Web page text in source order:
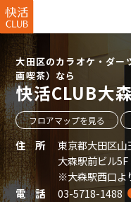
大田区のカラオケ・ダー
画喫茶）なら
快活CLUB大
フロアマップを見る
住 所
東京都大田区山
大森駅前ビル5F
※大森駅西口よ
電 話
03-5718-1488